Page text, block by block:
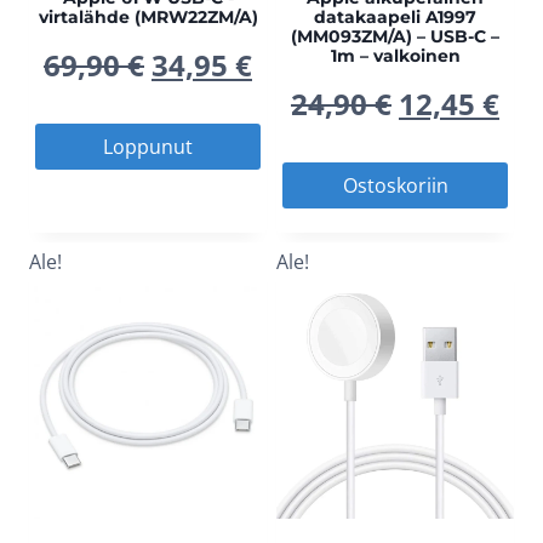
virtalähde (MRW22ZM/A)
69,90€ Alkuperäinen
hinta
oli:
34,95 €Nykyinen
hinta
on:
Loppunut
datakaapeli A1997
(MM093ZM/A) – USB-C –
1m – valkoinen
24,90€
hinta
oli:
12,45 €
on:
Ostoskoriin
Ale! Ale!